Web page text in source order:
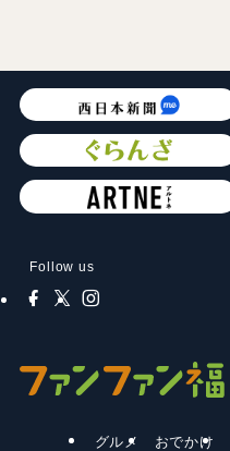
Follow us
グルメ おでかけ